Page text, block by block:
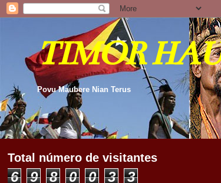
TIMOR
Povu Maubere Nian Terus
Total número de visitantes
6 9 8 0 0 3 3